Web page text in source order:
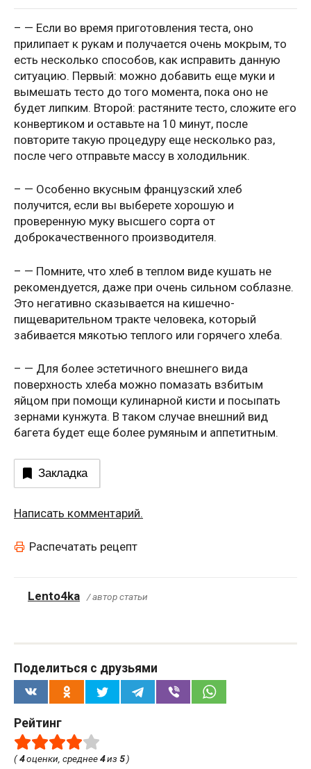
– — Если во время приготовления теста, оно
прилипает к рукам и получается очень мокрым, то
есть несколько способов, как исправить данную
ситуацию. Первый: можно добавить еще муки и
вымешать тесто до того момента, пока оно не
будет липким. Второй: растяните тесто, сложите его
конвертиком и оставьте на 10 минут, после
повторите такую процедуру еще несколько раз,
после чего отправьте массу в холодильник.
– — Особенно вкусным французский хлеб
получится, если вы выберете хорошую и
проверенную муку высшего сорта от
доброкачественного производителя.
– — Помните, что хлеб в теплом виде кушать не
рекомендуется, даже при очень сильном соблазне.
Это негативно сказывается на кишечно-
пищеварительном тракте человека, который
забивается мякотью теплого или горячего хлеба.
– — Для более эстетичного внешнего вида
поверхность хлеба можно помазать взбитым
яйцом при помощи кулинарной кисти и посыпать
зернами кунжута. В таком случае внешний вид
багета будет еще более румяным и аппетитным.
Закладка
Написать комментарий.
Распечатать рецепт
Lento4ka / автор статьи
Поделиться с друзьями
Рейтинг
(4оценки, среднее4из 5)